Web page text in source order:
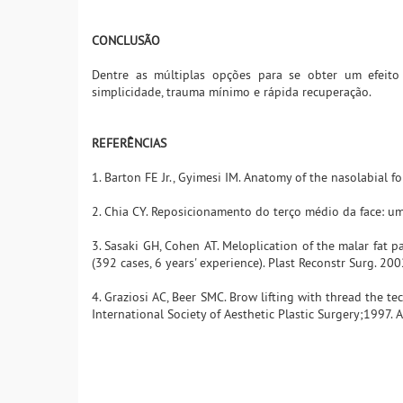
CONCLUSÃO
Dentre as múltiplas opções para se obter um
simplicidade, trauma mínimo e rápida recuperação.
REFERÊNCIAS
1. Barton FE Jr., Gyimesi IM. Anatomy of the nasolabial
2. Chia CY. Reposicionamento do terço médio da face:
3. Sasaki GH, Cohen AT. Meloplication of the malar
(392 cases, 6 years' experience). Plast Reconstr Surg.
4. Graziosi AC, Beer SMC. Brow lifting with thread the
International Society of Aesthetic Plastic Surgery;1997.